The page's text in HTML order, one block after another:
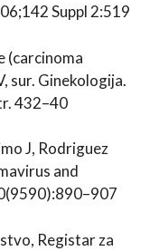
Suppl 2:519
(carcinoma
sur. Ginekologija.
432–40
J, Rodriguez
and
Registar za